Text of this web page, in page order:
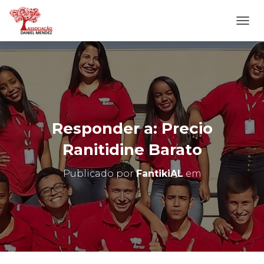
L
T
E
R
N
A
N
A
E
G
O
Responder a: Precio
Ranitidine Barato
Publicado porFantikiALem